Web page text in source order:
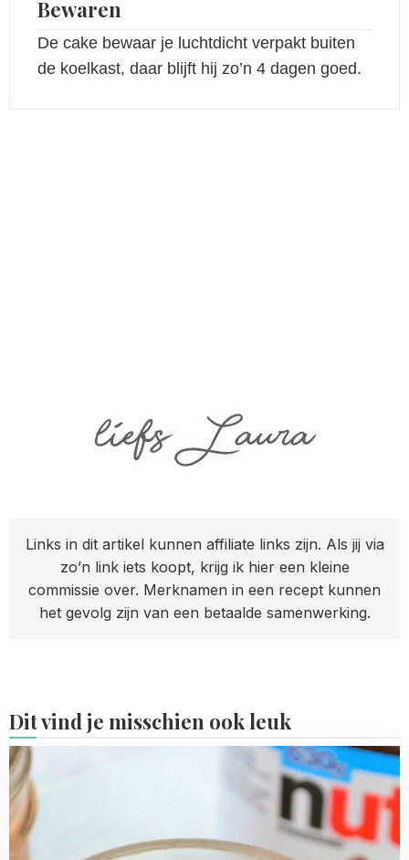
Bewaren
De cake bewaar je luchtdicht verpakt buiten
de koelkast, daar blijft hij zo’n 4 dagen goed.
Links in dit artikel kunnen affiliate links zijn. Als jij via
zo’n link iets koopt, krijg ik hier een kleine
commissie over. Merknamen in een recept kunnen
het gevolg zijn van een betaalde samenwerking.
Dit vind je misschien ook leuk
Read
more
about
Nutella
mousse